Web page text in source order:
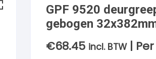
GPF 9520
gebogen
€68.45 incl. BTW |